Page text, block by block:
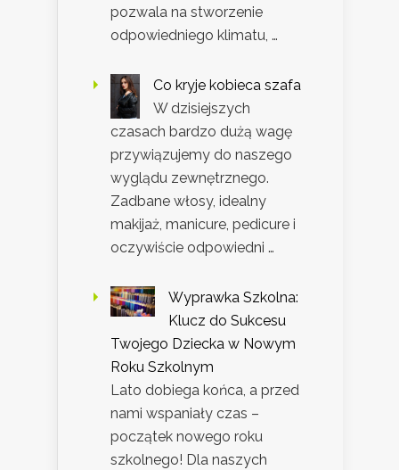
pozwala na stworzenie
odpowiedniego klimatu, …
Co kryje kobieca szafa
W dzisiejszych
czasach bardzo dużą wagę
przywiązujemy do naszego
wyglądu zewnętrznego.
Zadbane włosy, idealny
makijaż, manicure, pedicure i
oczywiście odpowiedni …
Wyprawka Szkolna:
Klucz do Sukcesu
Twojego Dziecka w Nowym
Roku Szkolnym
Lato dobiega końca, a przed
nami wspaniały czas –
początek nowego roku
szkolnego! Dla naszych